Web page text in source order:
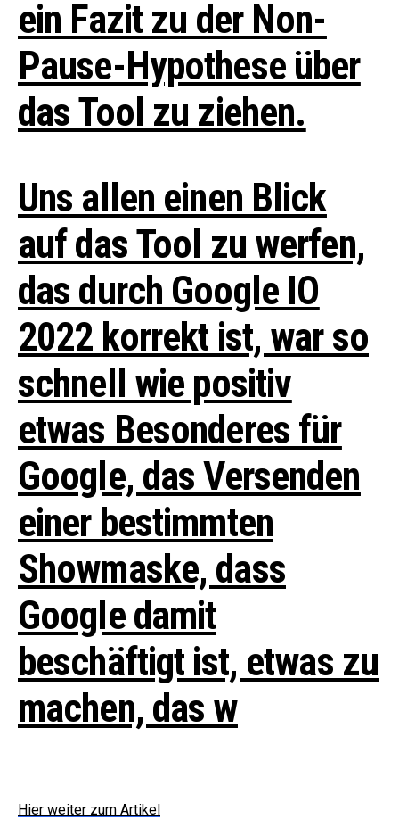
ein Fazit zu der Non-
Pause-Hypothese über
das Tool zu ziehen.
Uns allen einen Blick
auf das Tool zu werfen,
das durch Google IO
2022 korrekt ist, war so
schnell wie positiv
etwas Besonderes für
Google, das Versenden
einer bestimmten
Showmaske, dass
Google damit
beschäftigt ist, etwas zu
machen, das w
Hier weiter zum Artikel